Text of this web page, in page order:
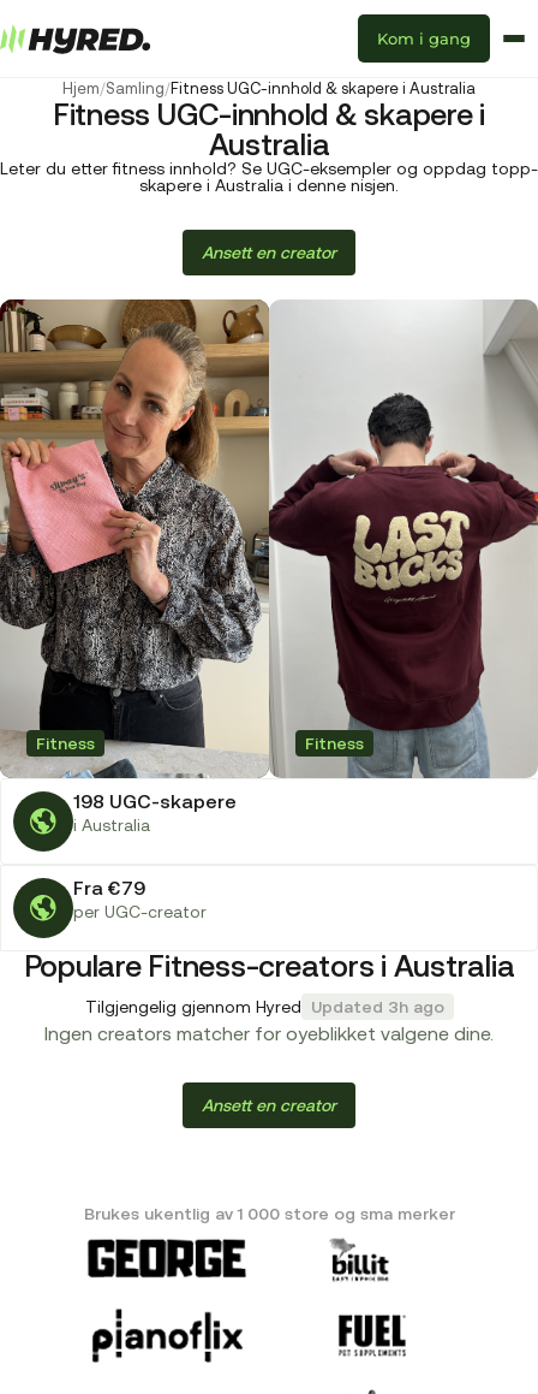
Kom i gang
Hjem/Samling/Fitness UGC-innhold & skapere i Australia
Fitness UGC-innhold & skapere i
Australia
Leter du etter fitness innhold? Se UGC-eksempler og oppdag topp-
skapere i Australia i denne nisjen.
Ansett en creator
198 UGC-skapere
i Australia
Fitness Fitness
Fra €79
per UGC-creator
Populare Fitness-creators i Australia
Tilgjengelig gjennom Hyred Updated 3h ago
Ingen creators matcher for oyeblikket valgene dine.
Ansett en creator
Brukes ukentlig av 1 000 store og sma merker